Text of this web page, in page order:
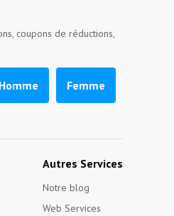
coupons de réductions,
Homme Femme
Autres Services
Notre blog
Web Services